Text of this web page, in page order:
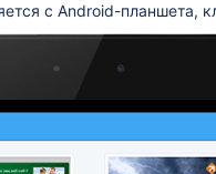
с Android-планшета,